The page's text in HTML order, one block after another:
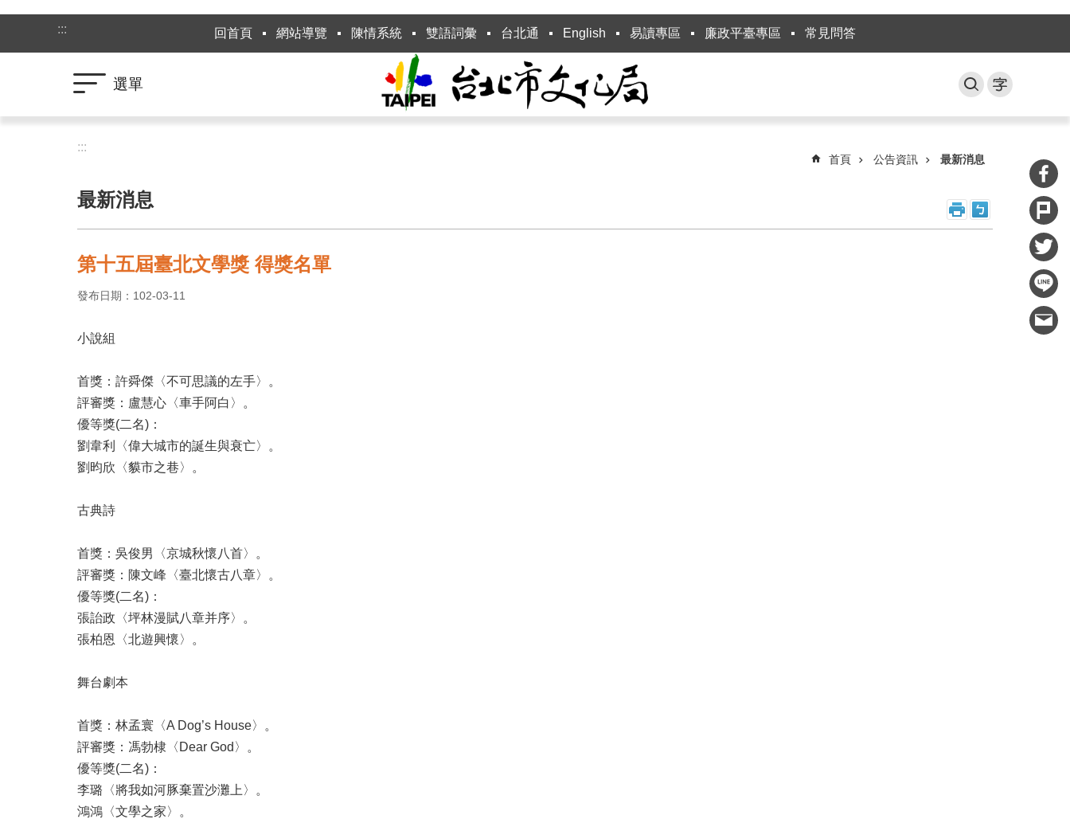
跳到主要內容區塊
:::
回首頁 網站導覽 陳情系統 雙語詞彙 台北通 English 易讀專區 廉政平臺專區 常見問答
選單
:::
首頁 公告資訊 最新消息
最新消息
第十五屆臺北文學獎 得獎名單
發布日期：102-03-11
小說組
首獎：許舜傑〈不可思議的左手〉。
評審獎：盧慧心〈車手阿白〉。
優等獎(二名)：
劉韋利〈偉大城市的誕生與衰亡〉。
劉昀欣〈貘市之巷〉。
古典詩
首獎：吳俊男〈京城秋懷八首〉。
評審獎：陳文峰〈臺北懷古八章〉。
優等獎(二名)：
張詒政〈坪林漫賦八章并序〉。
張柏恩〈北遊興懷〉。
舞台劇本
首獎：林孟寰〈A Dog’s House〉。
評審獎：馮勃棣〈Dear God〉。
優等獎(二名)：
李璐〈將我如河豚棄置沙灘上〉。
鴻鴻〈文學之家〉。